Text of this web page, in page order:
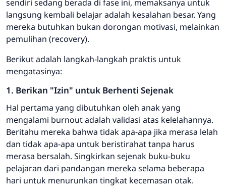
sendiri sedang berada di fase ini, memaksanya untuk
langsung kembali belajar adalah kesalahan besar. Yang
mereka butuhkan bukan dorongan motivasi, melainkan
pemulihan (recovery).
Berikut adalah langkah-langkah praktis untuk
mengatasinya:
1. Berikan "Izin" untuk Berhenti Sejenak
Hal pertama yang dibutuhkan oleh anak yang
mengalami burnoutadalah validasi atas kelelahannya.
Beritahu mereka bahwa tidak apa-apa jika merasa lelah
dan tidak apa-apa untuk beristirahat tanpa harus
merasa bersalah. Singkirkan sejenak buku-buku
pelajaran dari pandangan mereka selama beberapa
hari untuk menurunkan tingkat kecemasan otak.